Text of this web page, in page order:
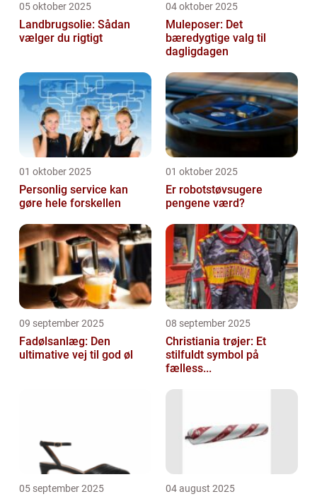
05 oktober 2025
Landbrugsolie: Sådan
vælger du rigtigt
04 oktober 2025
Muleposer: Det
bæredygtige valg til
dagligdagen
01 oktober 2025
Personlig service kan
gøre hele forskellen
01 oktober 2025
Er robotstøvsugere
pengene værd?
09 september 2025
Fadølsanlæg: Den
ultimative vej til god øl
08 september 2025
Christiania trøjer: Et
stilfuldt symbol på
fælless...
05 september 2025 04 august 2025